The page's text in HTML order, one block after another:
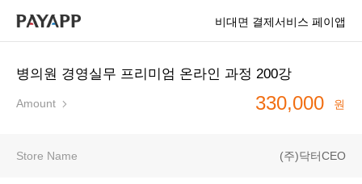
비대면 결제서비스 페이앱
병의원 경영실무 프리미엄 온라인 과정 200강
Amount 330,000 원
Store Name (주)닥터CEO